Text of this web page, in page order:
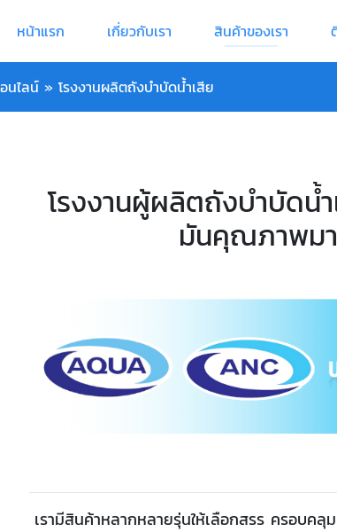
หน้าแรก เกี่ยวกับเรา สินค้าของเรา
นไลน์ » โรงงานผลิตถังบำบัดน้ำเสีย
โรงงานผู้ผลิตถังบำบัดน้
มันคุณภาพม
เรามีสินค้าหลากหลายรุ่นให้เลือกสรร ครอบค